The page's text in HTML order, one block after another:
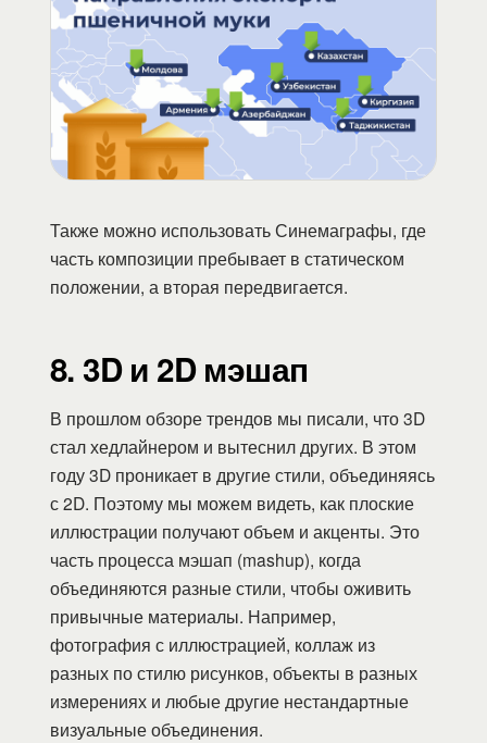
Также можно использовать Синемаграфы, где
часть композиции пребывает в статическом
положении, а вторая передвигается.
8. 3D и 2D мэшап
В прошлом обзоре трендов мы писали, что 3D
стал хедлайнером и вытеснил других. В этом
году 3D проникает в другие стили, объединяясь
с 2D. Поэтому мы можем видеть, как плоские
иллюстрации получают объем и акценты. Это
часть процесса мэшап (mashup), когда
объединяются разные стили, чтобы оживить
привычные материалы. Например,
фотография с иллюстрацией, коллаж из
разных по стилю рисунков, объекты в разных
измерениях и любые другие нестандартные
визуальные объединения.